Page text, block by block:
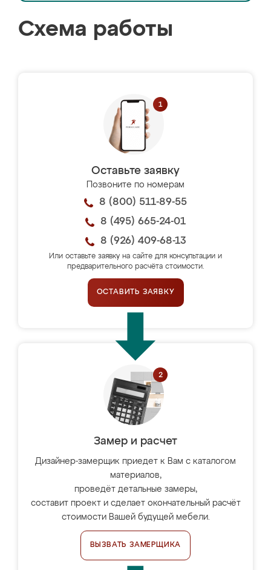
Схема работы
Оставьте заявку
Позвоните по номерам
8 (800) 511-89-55
8 (495) 665-24-01
8 (926) 409-68-13
Или оставьте заявку на сайте для консультации и
предварительного расчёта стоимости.
ОСТАВИТЬ ЗАЯВКУ
Замер и расчет
Дизайнер-замерщик приедет к Вам с каталогом
материалов,
проведёт детальные замеры,
составит проект и сделает окончательный расчёт
стоимости Вашей будущей мебели.
ВЫЗВАТЬ ЗАМЕРЩИКА